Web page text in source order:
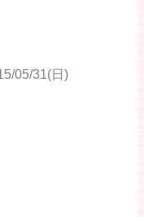
05/31(日)